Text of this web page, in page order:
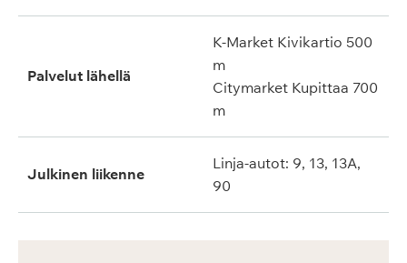
Palvelut lähellä
K-Market Kivikartio 500
m
Citymarket Kupittaa 700
m
Julkinen liikenne
Linja-autot: 9, 13, 13A,
90